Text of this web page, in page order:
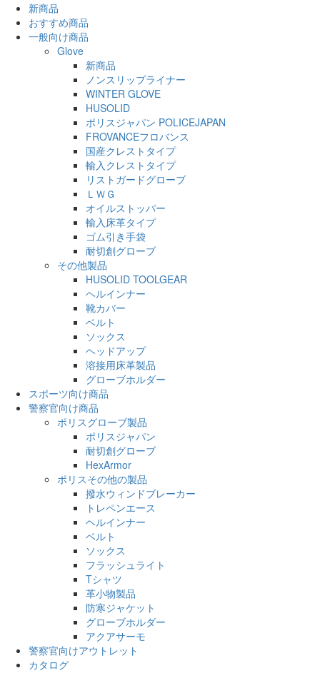
新商品
おすすめ商品
一般向け商品
Glove
新商品
ノンスリップライナー
WINTER GLOVE
HUSOLID
ポリスジャパン POLICEJAPAN
FROVANCEフロバンス
国産クレストタイプ
輸入クレストタイプ
リストガードグローブ
ＬＷＧ
オイルストッパー
輸入床革タイプ
ゴム引き手袋
耐切創グローブ
その他製品
HUSOLID TOOLGEAR
ヘルインナー
靴カバー
ベルト
ソックス
ヘッドアップ
溶接用床革製品
グローブホルダー
スポーツ向け商品
警察官向け商品
ポリスグローブ製品
ポリスジャパン
耐切創グローブ
HexArmor
ポリスその他の製品
撥水ウィンドブレーカー
トレペンエース
ヘルインナー
ベルト
ソックス
フラッシュライト
Tシャツ
革小物製品
防寒ジャケット
グローブホルダー
アクアサーモ
警察官向けアウトレット
カタログ